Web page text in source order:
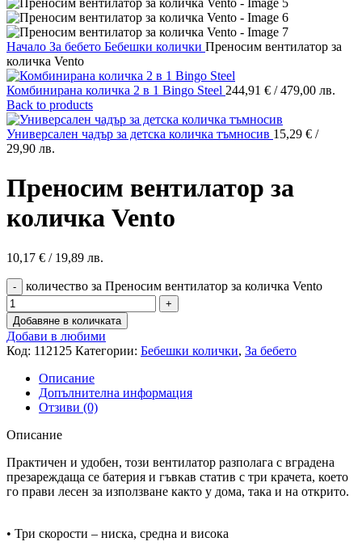
Начало За бебето Бебешки колички Преносим вентилатор за
количка Vento
Комбинирана количка 2 в 1 Bingo Steel 244,91 € / 479,00 лв.
Back to products
Универсален чадър за детска количка тъмносив 15,29 € /
29,90 лв.
Преносим вентилатор за
количка Vento
10,17 € / 19,89 лв.
количество за Преносим вентилатор за количка Vento
Добавяне в количката
Добави в любими
Код: 112125 Категории: Бебешки колички, За бебето
Описание
Допълнителна информация
Отзиви (0)
Описание
Практичен и удобен, този вентилатор разполага с вградена
презареждаща се батерия и гъвкав статив с три крачета, което
го прави лесен за използване както у дома, така и на открито.
• Три скорости – ниска, средна и висока